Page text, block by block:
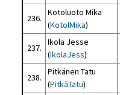
236.
Kotoluoto Mika
(KotolMika)
237.
Ikola Jesse
(IkolaJess)
238.
Pitkänen Tatu
(PitkäTatu)